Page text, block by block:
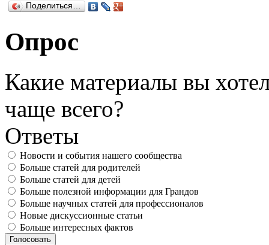
Поделиться…
Опрос
Какие материалы вы
чаще всего?
Ответы
Новости и события нашего сообщества
Больше статей для родителей
Больше статей для детей
Больше полезной информации для Грандов
Больше научных статей для профессионалов
Новые дискуссионные статьи
Больше интересных фактов